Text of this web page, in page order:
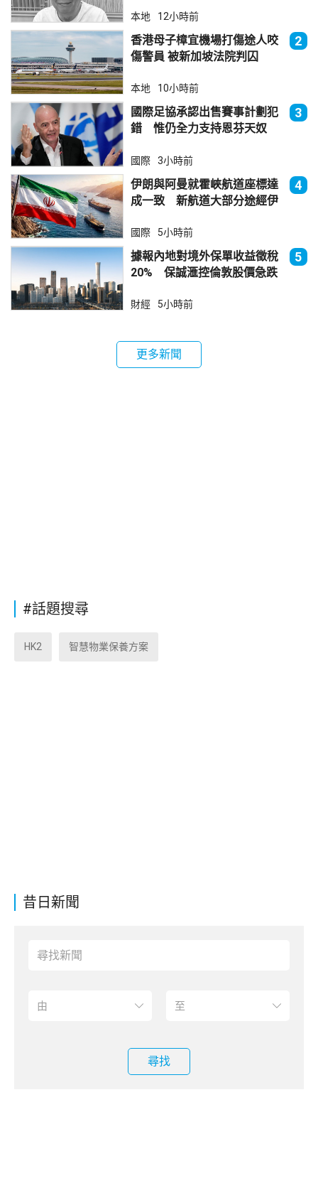
昔日新聞
尋找
本地 12小時前
香港母子樟宜機場打傷途人咬
傷警員 被新加坡法院判囚
2
本地 10小時前
國際足協承認出售賽事計劃犯
錯 惟仍全力支持恩芬天奴
3
國際 3小時前
伊朗與阿曼就霍峽航道座標達
成一致 新航道大部分途經伊
4
國際 5小時前
據報內地對境外保單收益徵稅
20% 保誠滙控倫敦股價急跌
5
財經 5小時前
更多新聞
#話題搜尋
HK2 智慧物業保養方案